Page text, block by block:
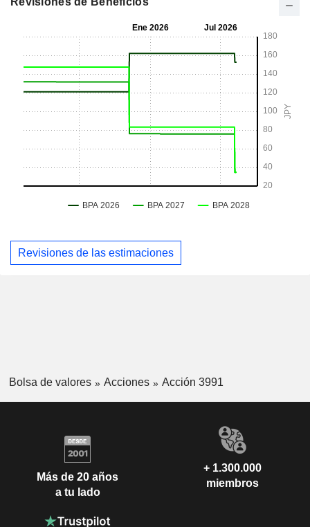
Revisiones de las estimaciones
Bolsa de valores Acciones Acción 3991
Más de 20 años
a tu lado
+ 1.300.000
miembros